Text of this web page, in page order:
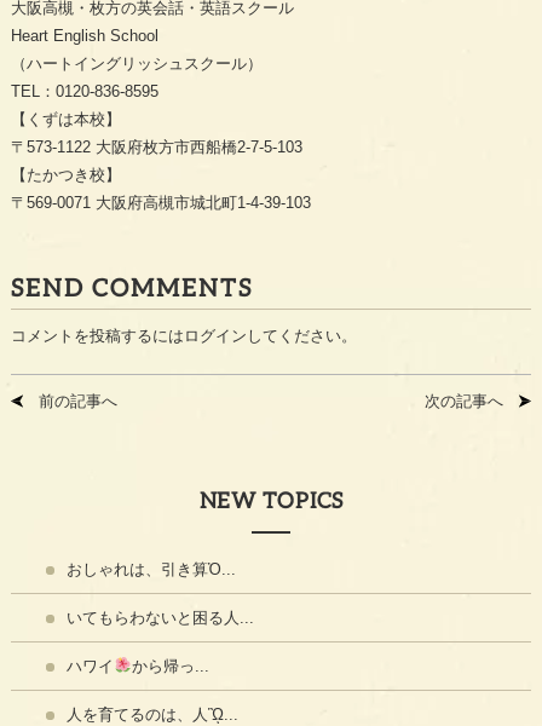
大阪高槻・枚方の英会話・英語スクール
Heart English School
（ハートイングリッシュスクール）
TEL：0120-836-8595
【くずは本校】
〒573-1122 大阪府枚方市西船橋2-7-5-103
【たかつき校】
〒569-0071 大阪府高槻市城北町1-4-39-103
SEND COMMENTS
コメントを投稿するには ログイン してください。
前の記事へ 次の記事へ
NEW TOPICS
おしゃれは、引き算Ὀ...
いてもらわないと困る人...
ハワイ から帰っ...
人を育てるのは、人ᾫ...